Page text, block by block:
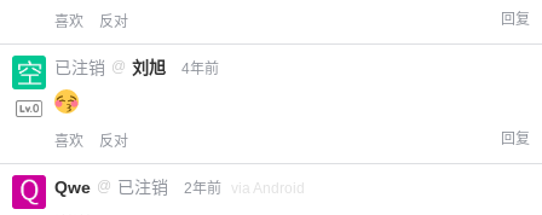
喜欢 反对 回复
已注销 @ 刘旭 4年前
喜欢 反对 回复
Qwe @ 已注销 2年前 via Android